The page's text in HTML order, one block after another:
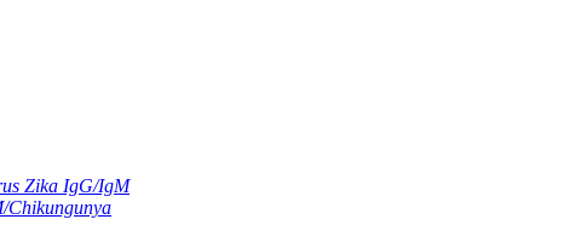
Zika IgG/IgM
Chikungunya